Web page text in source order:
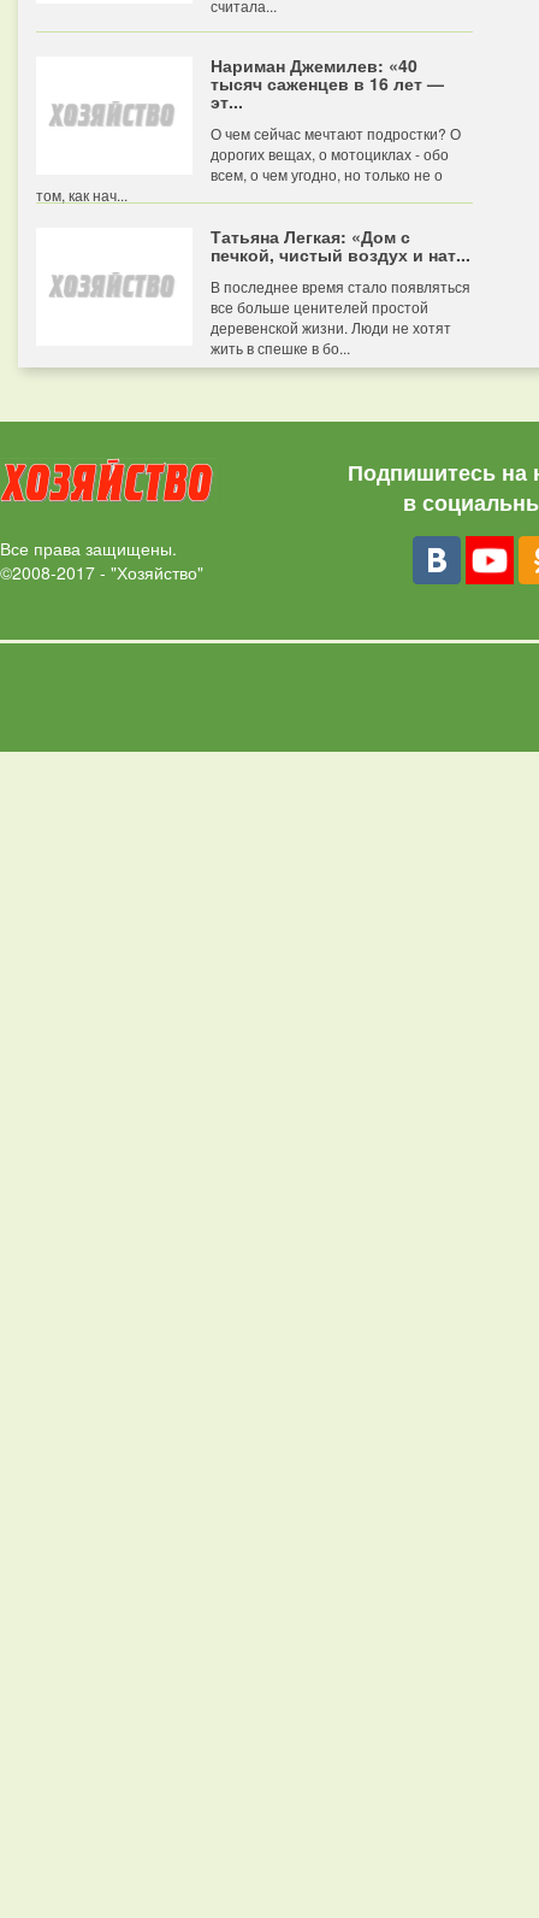
считала...
Нариман Джемилев: «40
тысяч саженцев в 16 лет —
эт...
О чем сейчас мечтают подростки? О
дорогих вещах, о мотоциклах - обо
всем, о чем угодно, но только не о
том, как нач...
Татьяна Легкая: «Дом с
печкой, чистый воздух и нат...
В последнее время стало появляться
все больше ценителей простой
деревенской жизни. Люди не хотят
жить в спешке в бо...
Все права защищены.
©2008-2017 - "Хозяйство"
Подпишитесь на
в